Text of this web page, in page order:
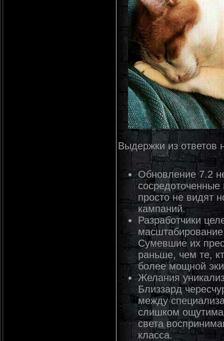
Выдержки из ответов
Обновление 7.2
просто не видят
кампаний.
Разработчики
Сумевшие их
раньше, чем те,
более мощной
Желания
Близзард
между
слишком
света
класса.